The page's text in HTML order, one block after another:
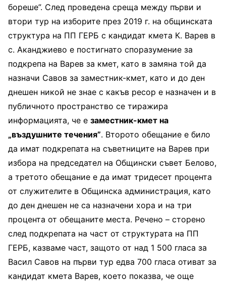
бореше”. След проведена среща между първи и
втори тур на изборите през 2019 г. на общинската
структура на ПП ГЕРБ с кандидат кмета К. Варев в
с. Аканджиево е постигнато споразумение за
подкрепа на Варев за кмет, като в замяна той да
назначи Савов за заместник-кмет, като и до ден
днешен никой не знае с какъв ресор е назначен и в
публичното пространство се тиражира
информацията, че е заместник-кмет на
„въздушните течения”. Второто обещание е било
да имат подкрепата на съветниците на Варев при
избора на председател на Общински съвет Белово,
а третото обещание е да имат тридесет процента
от служителите в Общинска администрация, като
до ден днешен не са назначени хора и на три
процента от обещаните места. Речено – сторено
след подкрепата на част от структурата на ПП
ГЕРБ, казваме част, защото от над 1 500 гласа за
Васил Савов на първи тур едва 700 гласа отиват за
кандидат кмета Варев, което показва, че още